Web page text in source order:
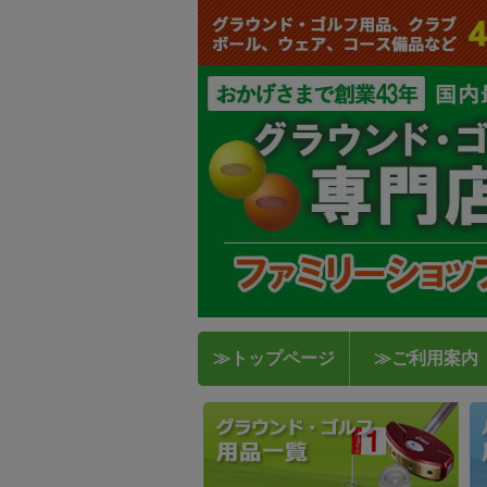
≫トップページ ≫ご利用案内